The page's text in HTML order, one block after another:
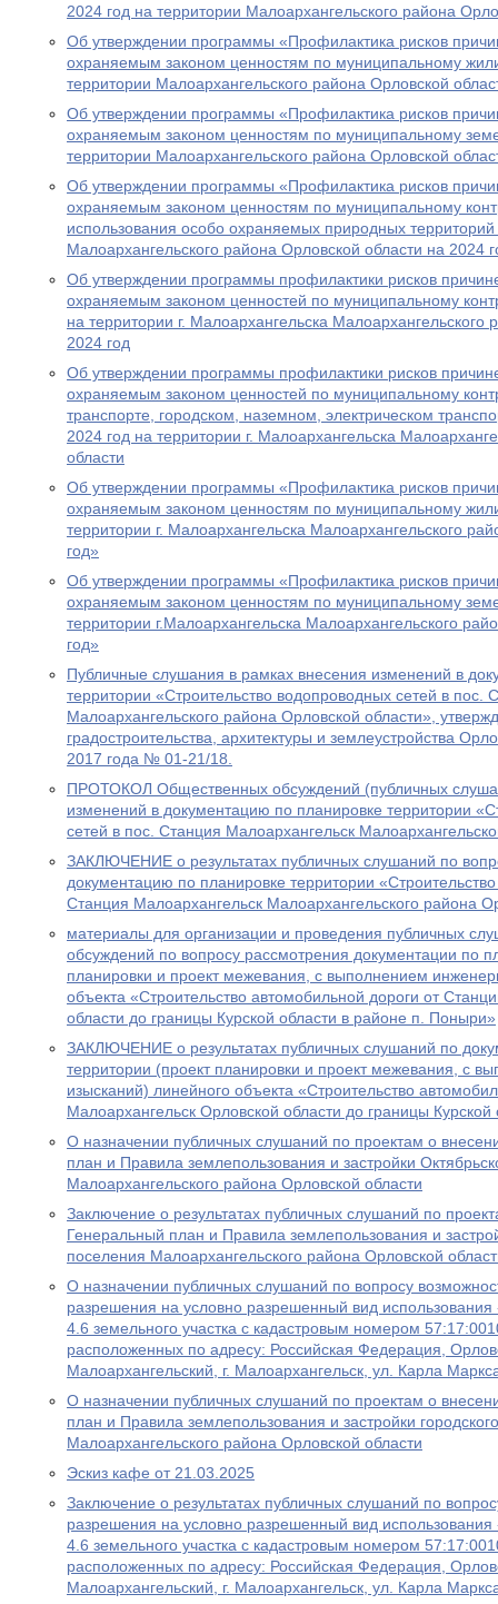
2024 год на территории Малоархангельского района
Об утверждении программы «Профилактика рисков
охраняемым законом ценностям по муниципальному
территории Малоархангельского района Орловской
Об утверждении программы «Профилактика рисков
охраняемым законом ценностям по муниципальному
территории Малоархангельского района Орловской
Об утверждении программы «Профилактика рисков
охраняемым законом ценностям по муниципальному
использования особо охраняемых природных
Малоархангельского района Орловской области на 2024
Об утверждении программы профилактики рисков
охраняемым законом ценностей по муниципальному
на территории г. Малоархангельска Малоархангельского
2024 год
Об утверждении программы профилактики рисков
охраняемым законом ценностей по муниципальному
транспорте, городском, наземном, электрическом
2024 год на территории г. Малоархангельска
области
Об утверждении программы «Профилактика рисков
охраняемым законом ценностям по муниципальному
территории г. Малоархангельска Малоархангельского
год»
Об утверждении программы «Профилактика рисков
охраняемым законом ценностям по муниципальному
территории г.Малоархангельска Малоархангельского
год»
Публичные слушания в рамках внесения изменений в
территории «Строительство водопроводных сетей в пос.
Малоархангельского района Орловской области»,
градостроительства, архитектуры и землеустройства
2017 года № 01-21/18.
ПРОТОКОЛ Общественных обсуждений (публичных
изменений в документацию по планировке территории
сетей в пос. Станция Малоархангельск
ЗАКЛЮЧЕНИЕ o результатах публичных слушаний по
документацию по планировке территории
Станция Малоархангельск Малоархангельского района
материалы для организации и проведения публичных
обсуждений по вопросу рассмотрения документации по
планировки и проект межевания, с выполнением
объекта «Строительство автомобильной дороги от
области до границы Курской области в районе п. Поныри»
ЗАКЛЮЧЕНИЕ о результатах публичных слушаний по
территории (проект планировки и проект межевания, с
изысканий) линейного объекта «Строительство
Малоархангельск Орловской области до границы
О назначении публичных слушаний по проектам о
план и Правила землепользования и застройки
Малоархангельского района Орловской области
Заключение о результатах публичных слушаний по
Генеральный план и Правила землепользования и
поселения Малоархангельского района Орловской
О назначении публичных слушаний по вопросу
разрешения на условно разрешенный вид
4.6 земельного участка с кадастровым номером
расположенных по адресу: Российская Федерация,
Малоархангельский, г. Малоархангельск, ул. Карла
О назначении публичных слушаний по проектам о
план и Правила землепользования и застройки
Малоархангельского района Орловской области
Эскиз кафе от 21.03.2025
Заключение о результатах публичных слушаний по
разрешения на условно разрешенный вид
4.6 земельного участка с кадастровым номером
расположенных по адресу: Российская Федерация,
Малоархангельский, г. Малоархангельск, ул. Карла